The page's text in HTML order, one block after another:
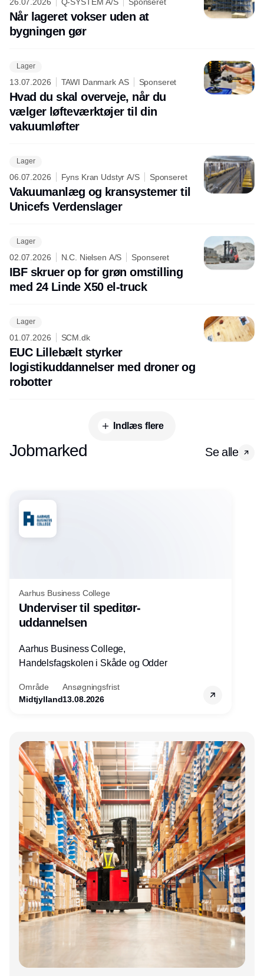
Når lageret vokser uden at
bygningen gør
Lager
13.07.2026 TAWI Danmark AS Sponseret
Hvad du skal overveje, når du
vælger løfteværktøjer til din
vakuumløfter
Lager
06.07.2026 Fyns Kran Udstyr A/S Sponseret
Vakuumanlæg og kransystemer til
Unicefs Verdenslager
Lager
02.07.2026 N.C. Nielsen A/S Sponseret
IBF skruer op for grøn omstilling
med 24 Linde X50 el-truck
Lager
01.07.2026 SCM.dk
EUC Lillebælt styrker
logistikuddannelser med droner og
robotter
Indlæs flere
Jobmarked Se alle
Aarhus Business College
Underviser til speditør-
uddannelsen
Aarhus Business College,
Handelsfagskolen i Skåde og Odder
Område
Midtjylland
Ansøgningsfrist
13.08.2026
Annonce